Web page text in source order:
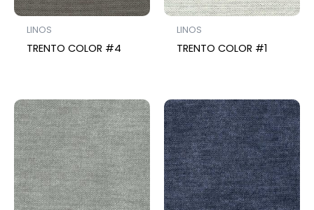
LINOS
TRENTO COLOR #4
LINOS
TRENTO COLOR #1